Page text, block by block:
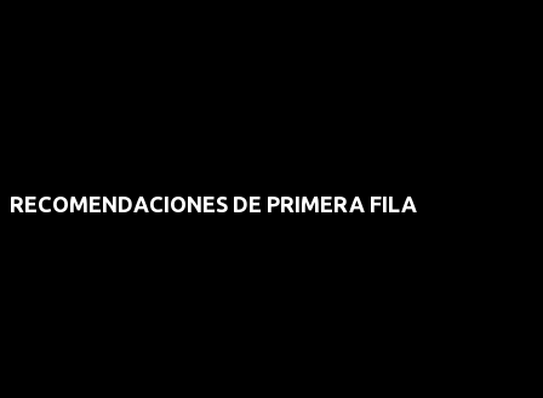
RECOMENDACIONES DE PRIMERA FILA